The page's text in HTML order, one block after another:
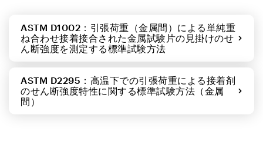
ASTM D1002：引張荷重（金属間）による単純重
ね合わせ接着接合された金属試験片の見掛けのせ
ん断強度を測定する標準試験方法
ASTM D2295：高温下での引張荷重による接着剤
のせん断強度特性に関する標準試験方法（金属
間）